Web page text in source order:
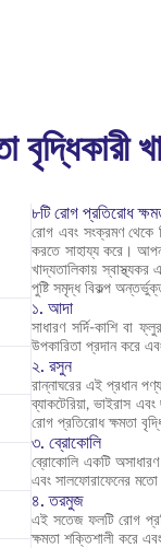
বৃদ্ধিকারী
৮টি রোগ প্রতিরোধ
রোগ এবং সংক্রমণ থেকে
করতে সাহায্য করে।
খাদ্যতালিকায়
পুষ্টি সমৃদ্ধ বিকল্প
১. আদা
সাধারণ সর্দি-কাশি বা
উপকারিতা প্রদান করে
২. রসুন
রান্নাঘরের এই প্রধান
ব্যাকটেরিয়া, ভাইরাস
রোগ প্রতিরোধ ক্ষমতা
৩. ব্রোকোলি
ব্রোকোলি একটি
এবং সালফোরাফেনের মতো
৪. তরমুজ
এই সতেজ ফলটি রোগ
ক্ষমতা শক্তিশালী করে